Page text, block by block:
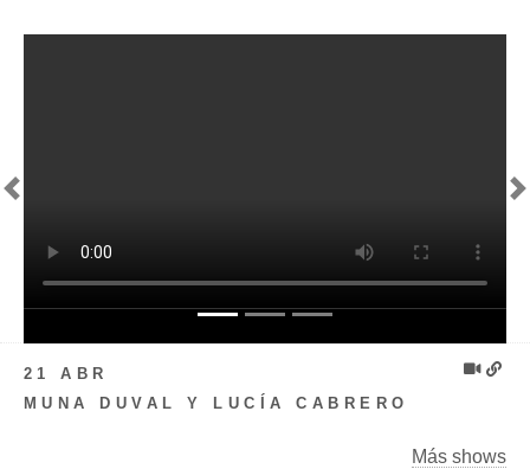
Previous
21 ABR
MUNA DUVAL Y LUCÍA CABRERO
Más shows